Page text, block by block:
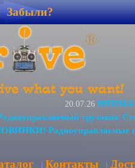
Забыли?
20.07.26
грузовик
Радиоуправляемые
| Контакты |